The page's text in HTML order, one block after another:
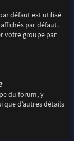
défaut est utilisé
par défaut.
votre groupe par
du forum, y
d’autres détails